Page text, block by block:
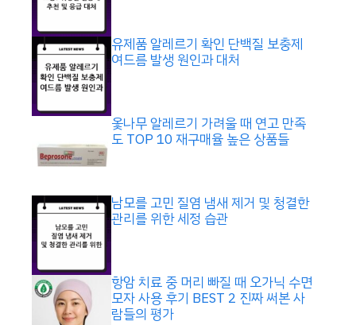
유제품 알레르기 확인 단백질 보충제
여드름 발생 원인과 대처
옻나무 알레르기 가려울 때 연고 만족
도 TOP 10 재구매율 높은 상품들
남모를 고민 질염 냄새 제거 및 청결한
관리를 위한 세정 습관
항암 치료 중 머리 빠질 때 오가닉 수면
모자 사용 후기 BEST 2 진짜 써본 사
람들의 평가